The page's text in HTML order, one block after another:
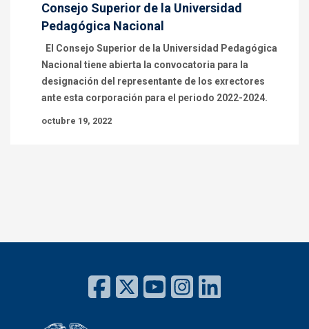
Consejo Superior de la Universidad
Pedagógica Nacional
El Consejo Superior de la Universidad Pedagógica
Nacional tiene abierta la convocatoria para la
designación del representante de los exrectores
ante esta corporación para el periodo 2022-2024.
octubre 19, 2022